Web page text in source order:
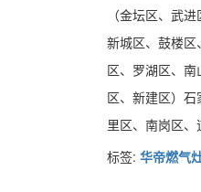
（金坛区、武
新城区、鼓楼
区、罗湖区、
区、新建区）
里区、南岗区、
标签: 华帝燃气